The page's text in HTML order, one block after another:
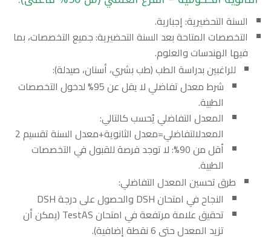
السنة التحضيرية: إجبارية.
التخصصات المتاحة بعد السنة التحضيرية: جميع التخصصات، بما
فيها الهندسات والعلوم.
للراغبين بدراسة الطب (طب بشري، أسنان، صيدلة):
شرط معدل تفاضلي لا يقل عن 95% لدخول التخصصات
الطبية.
المعدل التفاضلي يُحسب كالتالي:
المعدلالتفاضلي=معدل الثانوية+معدل السنة تقسيم 2
أقل من 90%: لا توجد فرصة للقبول في التخصصات
الطبية.
طرق تحسين المعدل التفاضلي:
النجاح في امتحان DSH والحصول على درجة DSH
تحقيق علامة مرتفعة في امتحان TestAS (يمكن أن
تزيد المعدل حتى 6 نقطة إضافية).